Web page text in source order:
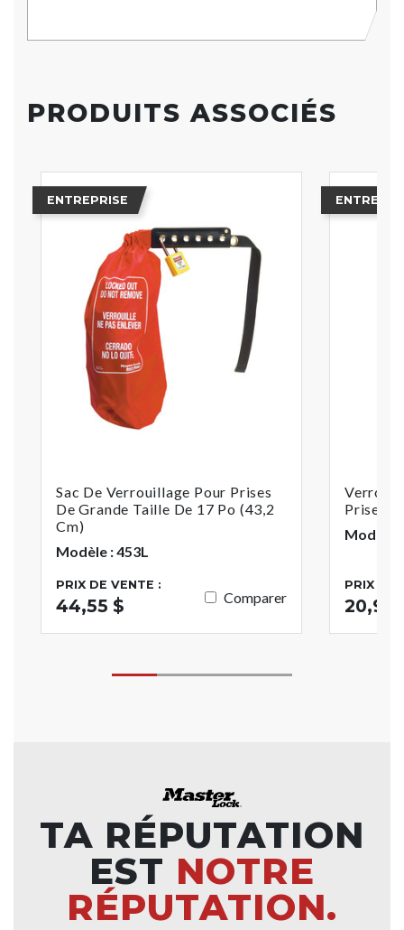
PRODUITS ASSOCIÉS
ENTREPRISE
Sac De Verrouillage Pour Prises
De Grande Taille De 17 Po (43,2
Cm)
Modèle : 453L
PRIX DE VENTE :
44,55 $ Comparer
Prises
Modèle
PRIX DE
20,94
TA RÉPUTATION
EST NOTRE
RÉPUTATION.